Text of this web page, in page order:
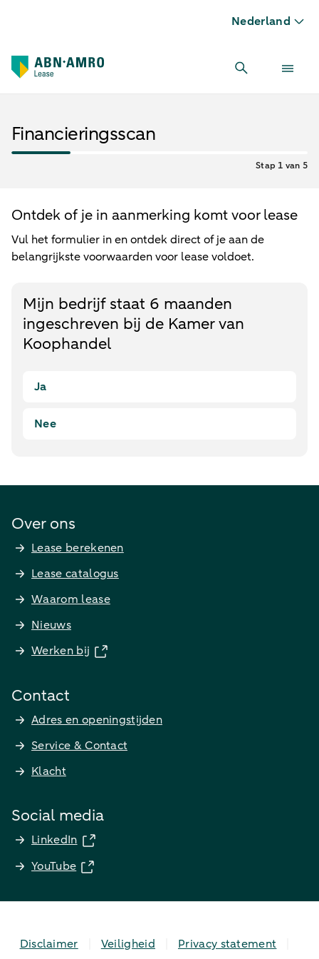
Nederland
Financieringsscan
Stap 1 van 5
Ontdek of je in aanmerking komt voor lease
Vul het formulier in en ontdek direct of je aan de
belangrijkste voorwaarden voor lease voldoet.
Mijn bedrijf staat 6 maanden
ingeschreven bij de Kamer van
Koophandel
Ja
Nee
Over ons
Lease berekenen
Lease catalogus
Waarom lease
Nieuws
Werken bij
Contact
Adres en openingstijden
Service & Contact
Klacht
Social media
LinkedIn
YouTube
Disclaimer Veiligheid Privacy statement